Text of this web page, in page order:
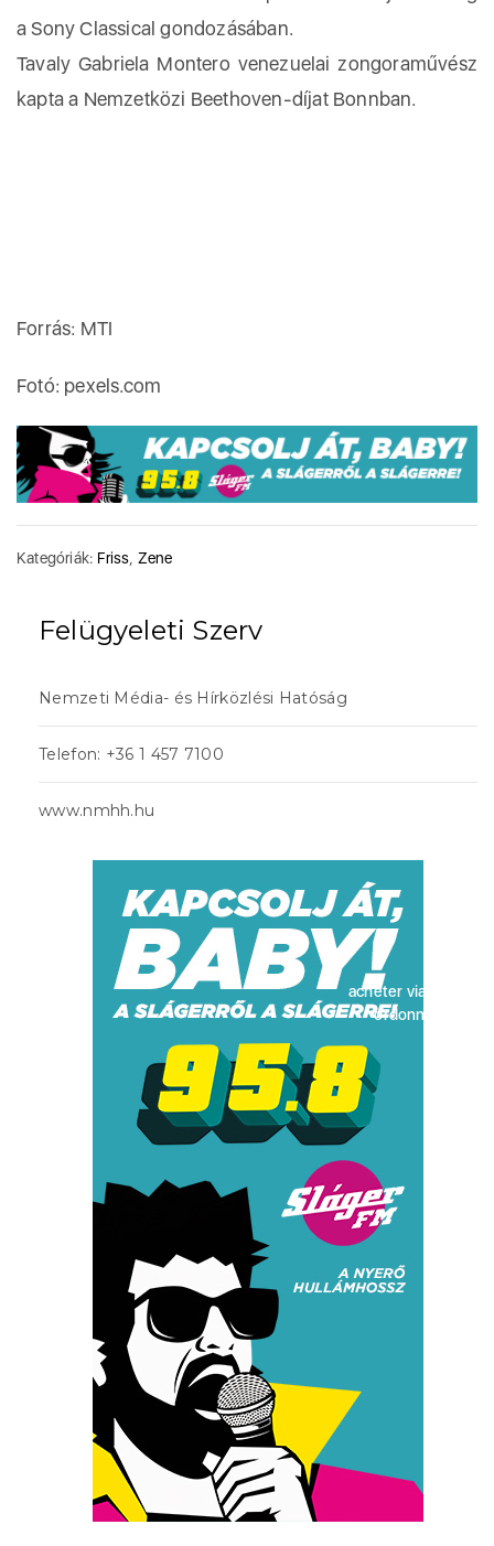
a Sony Classical gondozásában.
Tavaly Gabriela Montero venezuelai zongoraművész
kapta a Nemzetközi Beethoven-díjat Bonnban.
Forrás: MTI
Fotó: pexels.com
Kategóriák: Friss Zene
Felügyeleti Szerv
Nemzeti Média- és Hírközlési Hatóság
Telefon: +36 1 457 7100
www.nmhh.hu
acheter viagra sans
ordonnance